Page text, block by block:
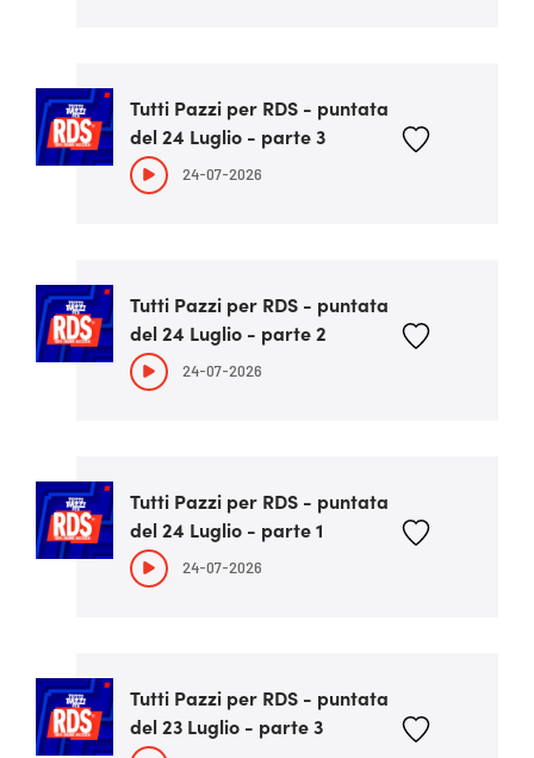
Tutti Pazzi per RDS - puntata
del 24 Luglio - parte 3
24-07-2026
Tutti Pazzi per RDS - puntata
del 24 Luglio - parte 2
24-07-2026
Tutti Pazzi per RDS - puntata
del 24 Luglio - parte 1
24-07-2026
Tutti Pazzi per RDS - puntata
del 23 Luglio - parte 3